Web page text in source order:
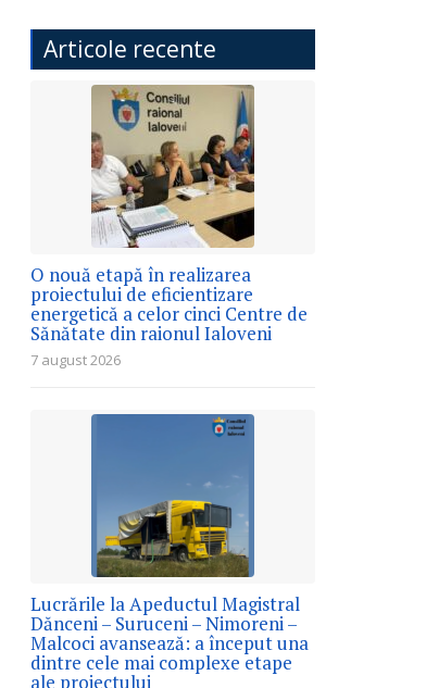
Articole recente
O nouă etapă în realizarea
proiectului de eficientizare
energetică a celor cinci Centre de
Sănătate din raionul Ialoveni
7 august 2026
Lucrările la Apeductul Magistral
Dănceni – Suruceni – Nimoreni –
Malcoci avansează: a început una
dintre cele mai complexe etape
ale proiectului